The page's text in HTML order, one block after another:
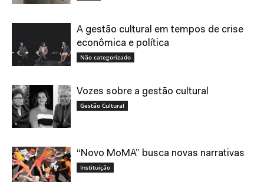
A gestão cultural em tempos de crise
econômica e política
Não categorizado
Vozes sobre a gestão cultural
Gestão Cultural
“Novo MoMA” busca novas narrativas
Instituição